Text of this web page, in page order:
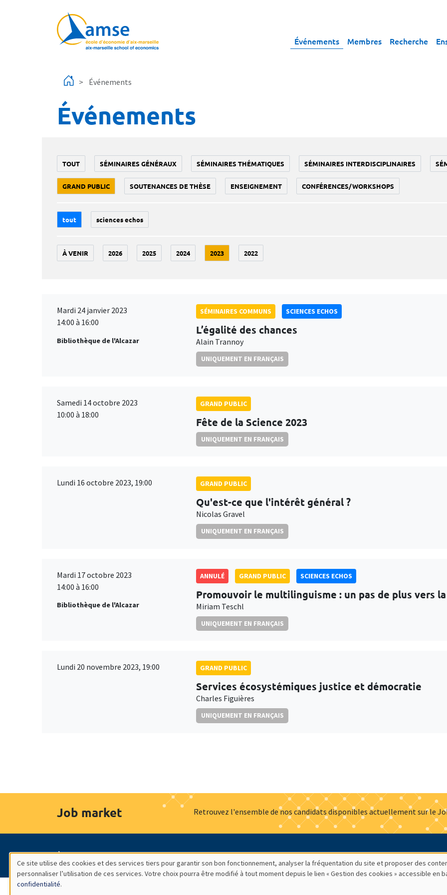
Événements Membres Recherche
Événements
Événements
TOUT SÉMINAIRES GÉNÉRAUX SÉMINAIRES THÉMATIQUES SÉMINAIRES INTERDISCIPLINAIRES
GRAND PUBLIC SOUTENANCES DE THÈSE ENSEIGNEMENT CONFÉRENCES/WORKSHOPS
tout sciences echos
À VENIR 2026 2025 2024 2023 2022
Mardi 24 janvier 2023
14:00 à 16:00
Bibliothèque de l'Alcazar
SÉMINAIRES COMMUNS SCIENCES ECHOS
L’égalité des chances
Alain Trannoy
UNIQUEMENT EN FRANÇAIS
Samedi 14 octobre 2023
10:00 à 18:00
GRAND PUBLIC
Fête de la Science 2023
UNIQUEMENT EN FRANÇAIS
Lundi 16 octobre 2023, 19:00 GRAND PUBLIC
Qu'est-ce que l'intérêt général ?
Nicolas Gravel
UNIQUEMENT EN FRANÇAIS
Mardi 17 octobre 2023
14:00 à 16:00
Bibliothèque de l'Alcazar
ANNULÉ GRAND PUBLIC SCIENCES ECHOS
Promouvoir le multilinguisme : un pas de plus vers
Miriam Teschl
UNIQUEMENT EN FRANÇAIS
Lundi 20 novembre 2023, 19:00 GRAND PUBLIC
Services écosystémiques justice et démocratie
Charles Figuières
UNIQUEMENT EN FRANÇAIS
Job market Retrouvez l'ensemble de nos candidats disponibles actuellement sur le
À propos Nos engagements Hommage à Actualités Offres d'emploi Presse Mentions légales
Utilisation
Ce site utilise des cookies et des services tiers pour garantir son bon fonctionnement, analyser la fréquentation du site et proposer des
personnaliser l’utilisation de ces services. Votre choix pourra être modifié à tout moment depuis le lien « Gestion des cookies » accessible en
confidentialité.